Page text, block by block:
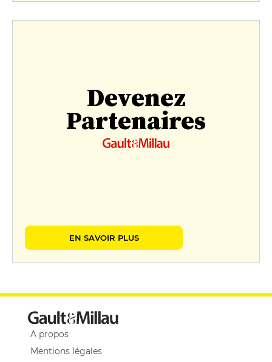
Devenez
Partenaires
EN SAVOIR PLUS
A propos
Mentions légales